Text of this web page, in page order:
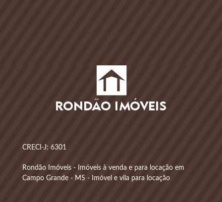
CRECI-J: 6301
Rondão Imóveis - Imóveis à venda e para locação em
Campo Grande - MS - Imóvel e vila para locação